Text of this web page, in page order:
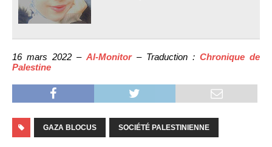
16 mars 2022 – Al-Monitor– Traduction : Chronique de
Palestine
GAZA BLOCUS SOCIÉTÉ PALESTINIENNE